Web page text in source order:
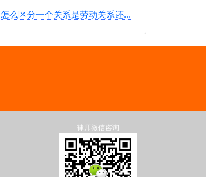
怎么区分一个关系是劳动关系还...
律师微信咨询